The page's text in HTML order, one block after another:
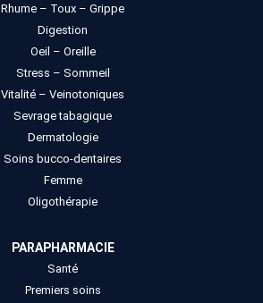
Rhume – Toux – Grippe
Digestion
Oeil – Oreille
Stress – Sommeil
Vitalité – Veinotoniques
Sevrage tabagique
Dermatologie
Soins bucco-dentaires
Femme
Oligothérapie
PARAPHARMACIE
Santé
Premiers soins